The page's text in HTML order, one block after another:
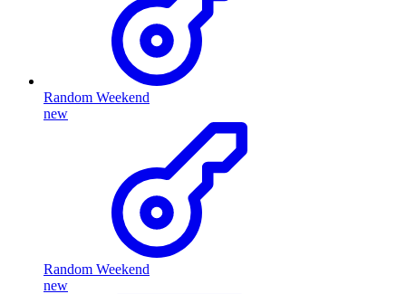
Random Weekend
new
Random Weekend
new